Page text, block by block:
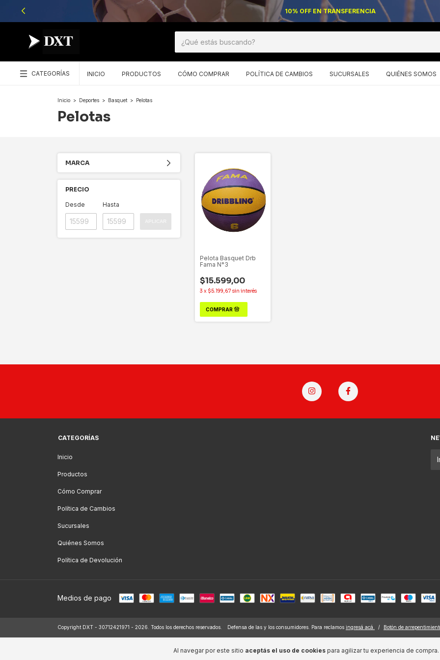
10% OFF EN TRANSFERENCIA
CATEGORÍAS INICIO PRODUCTOS CÓMO COMPRAR POLÍTICA DE CAMBIOS SUCURSALES QUIÉNES SOMOS
Al navegar por este sitio aceptás el uso de cookiespara agilizar tu experiencia de compra.
Inicio > Deportes > Basquet > Pelotas
Pelotas
MARCA
PRECIO
Desde Hasta
Pelota Basquet Drb
Fama N°3
$15.599,00
3 x $5.199,67 sin interés
CATEGORÍAS
Inicio
Productos
Cómo Comprar
Política de Cambios
Sucursales
Quiénes Somos
Política de Devolución
Medios de pago
Copyright DXT - 30712421971 - 2026. Todos los derechos reservados. Defensa de las y los consumidores. Para reclamos ingresá acá. / Botón de